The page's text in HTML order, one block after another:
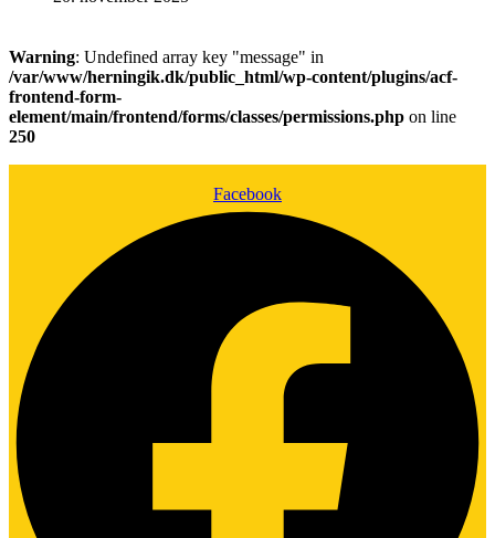
Warning: Undefined array key "message" in
/var/www/herningik.dk/public_html/wp-content/plugins/acf-
frontend-form-
element/main/frontend/forms/classes/permissions.php on line
250
Facebook